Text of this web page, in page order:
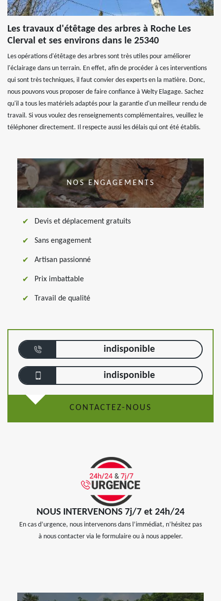
Les travaux d'étêtage des arbres à Roche Les
Clerval et ses environs dans le 25340
Les opérations d'étêtage des arbres sont très utiles pour améliorer
l'éclairage dans un terrain. En effet, afin de procéder à ces interventions
qui sont très techniques, il faut convier des experts en la matière. Donc,
nous pouvons vous proposer de faire confiance à Welty Elagage. Sachez
qu'il a tous les matériels adaptés pour la garantie d'un meilleur rendu de
travail. Si vous voulez des renseignements complémentaires, veuillez le
téléphoner directement. Il respecte aussi les délais qui ont été établis.
NOS ENGAGEMENTS
Devis et déplacement gratuits
Sans engagement
Artisan passionné
Prix imbattable
Travail de qualité
indisponible
indisponible
CONTACTEZ-NOUS
NOUS INTERVENONS 7j/7 et 24h/24
En cas d’urgence, nous intervenons dans l’immédiat, n’hésitez pas
à nous contacter via le formulaire ou à nous appeler.